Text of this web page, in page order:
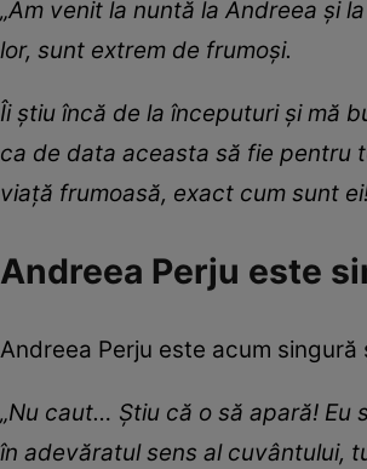
„Am venit la nuntă la Andreea și
lor, sunt extrem de frumoși.
Îi știu încă de la începuturi și mă
ca de data aceasta să fie pentru
viață frumoasă, exact cum sunt
Andreea Perju este
Andreea Perju este acum
„Nu caut… Știu că o să apară! Eu
în adevăratul sens al cuvântului,